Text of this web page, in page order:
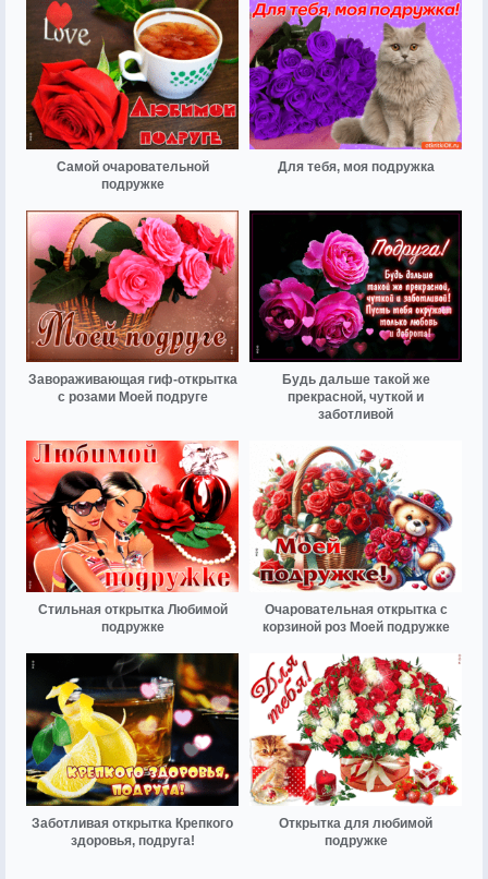
Самой очаровательной
подружке
Для тебя, моя подружка
Завораживающая гиф-открытка
с розами Моей подруге
Будь дальше такой же
прекрасной, чуткой и
заботливой
Стильная открытка Любимой
подружке
Очаровательная открытка с
корзиной роз Моей подружке
Заботливая открытка Крепкого
здоровья, подруга!
Открытка для любимой
подружке